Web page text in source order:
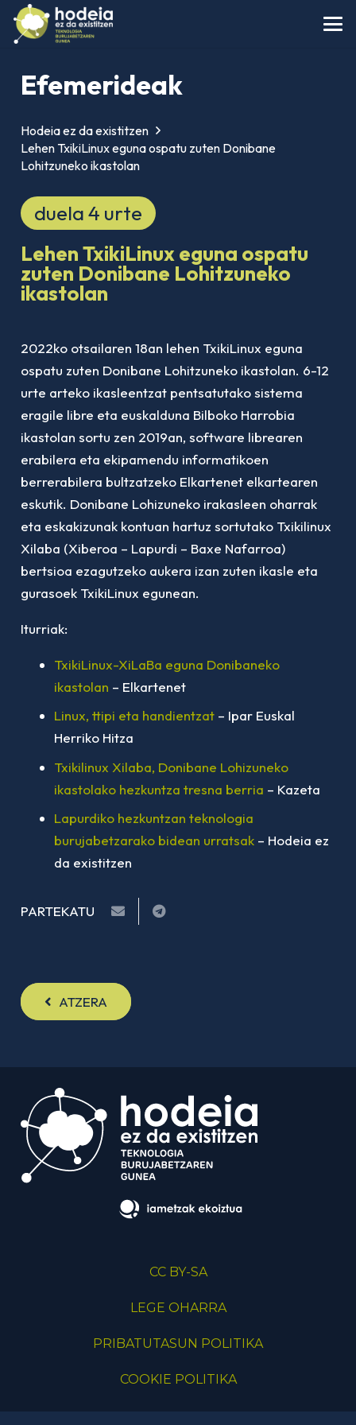
Efemerideak
Hodeia ez da existitzen
Lehen TxikiLinux eguna ospatu zuten Donibane
Lohitzuneko ikastolan
duela 4 urte
Lehen TxikiLinux eguna ospatu
zuten Donibane Lohitzuneko
ikastolan
2022ko otsailaren 18an lehen TxikiLinux eguna
ospatu zuten Donibane Lohitzuneko ikastolan. 6-12
urte arteko ikasleentzat pentsatutako sistema
eragile libre eta euskalduna Bilboko Harrobia
ikastolan sortu zen 2019an, software librearen
erabilera eta ekipamendu informatikoen
berrerabilera bultzatzeko Elkartenet elkartearen
eskutik. Donibane Lohizuneko irakasleen oharrak
eta eskakizunak kontuan hartuz sortutako Txikilinux
Xilaba (Xiberoa – Lapurdi – Baxe Nafarroa)
bertsioa ezagutzeko aukera izan zuten ikasle eta
gurasoek TxikiLinux egunean.
Iturriak:
TxikiLinux-XiLaBa eguna Donibaneko
ikastolan – Elkartenet
Linux, ttipi eta handientzat – Ipar Euskal
Herriko Hitza
Txikilinux Xilaba, Donibane Lohizuneko
ikastolako hezkuntza tresna berria – Kazeta
Lapurdiko hezkuntzan teknologia
burujabetzarako bidean urratsak – Hodeia ez
da existitzen
PARTEKATU
ATZERA
CC BY-SA
LEGE OHARRA
PRIBATUTASUN POLITIKA
COOKIE POLITIKA